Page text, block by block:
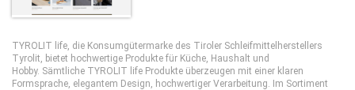
TYROLIT life, die Konsumgütermarke des Tiroler Schleifmittelherstellers
Tyrolit, bietet hochwertige Produkte für Küche, Haushalt und
Hobby. Sämtliche TYROLIT life Produkte überzeugen mit einer klaren
Formsprache, elegantem Design, hochwertiger Verarbeitung. Im Sortiment